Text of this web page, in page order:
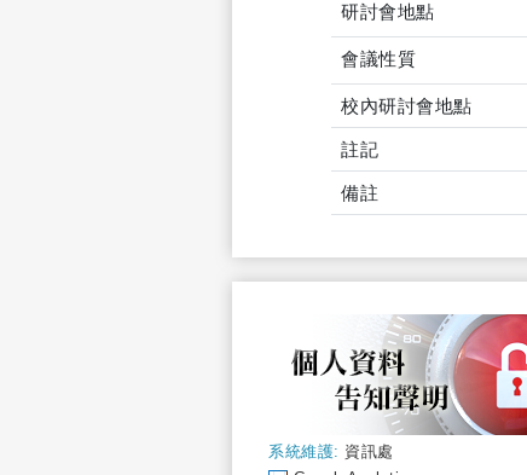
研討會地點
會議性質
校內研討會地點
註記
備註
系統維護: 資訊處